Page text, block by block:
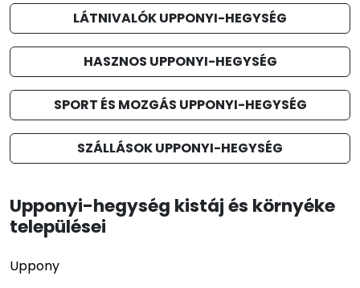
LÁTNIVALÓK UPPONYI-HEGYSÉG
HASZNOS UPPONYI-HEGYSÉG
SPORT ÉS MOZGÁS UPPONYI-HEGYSÉG
SZÁLLÁSOK UPPONYI-HEGYSÉG
Upponyi-hegység kistáj és környéke
települései
Uppony